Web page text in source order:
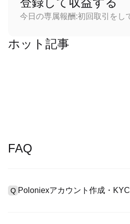
今日の専属報酬:初回取引をし
ホット記事
FAQ
Q Poloniexアカウント作成・